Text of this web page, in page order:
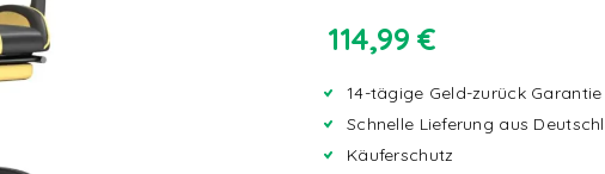
114,99 €
14-tägige Geld-zurück Garantie
Schnelle Lieferung aus
Käuferschutz